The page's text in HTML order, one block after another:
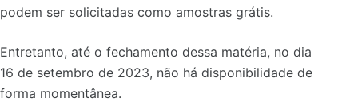
podem ser solicitadas como amostras grátis.
Entretanto, até o fechamento dessa matéria, no dia
16 de setembro de 2023, não há disponibilidade de
forma momentânea.